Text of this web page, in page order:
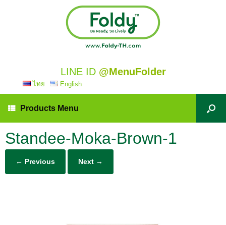
LINE ID @MenuFolder
ไทย English
Products Menu
Standee-Moka-Brown-1
← Previous Next →